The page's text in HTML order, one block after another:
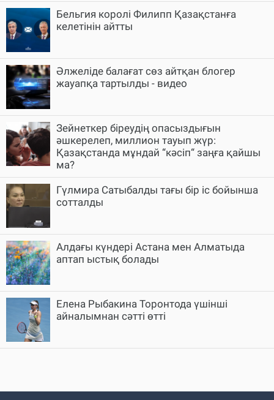
Бельгия королі Филипп Қазақстанға
келетінін айтты
Әлжеліде балағат сөз айтқан блогер
жауапқа тартылды - видео
Зейнеткер біреудің опасыздығын
әшкерелеп, миллион тауып жүр:
Қазақстанда мұндай “кәсіп“ заңға қайшы
ма?
Гүлмира Сатыбалды тағы бір іс бойынша
сотталды
Алдағы күндері Астана мен Алматыда
аптап ыстық болады
Елена Рыбакина Торонтода үшінші
айналымнан сәтті өтті